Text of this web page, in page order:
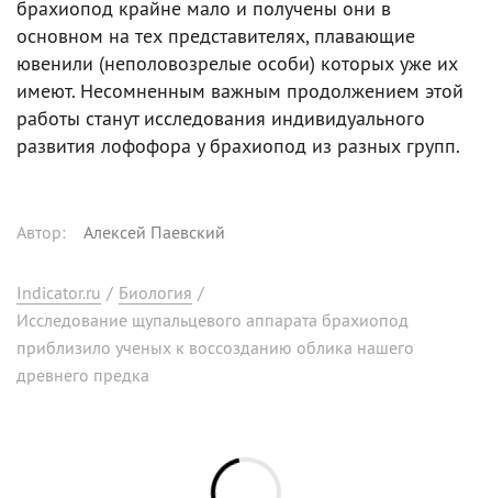
брахиопод крайне мало и получены они в
основном на тех представителях, плавающие
ювенили (неполовозрелые особи) которых уже их
имеют. Несомненным важным продолжением этой
работы станут исследования индивидуального
развития лофофора у брахиопод из разных групп.
Автор: Алексей Паевский
Indicator.ru / Биология /
Исследование щупальцевого аппарата брахиопод
приблизило ученых к воссозданию облика нашего
древнего предка